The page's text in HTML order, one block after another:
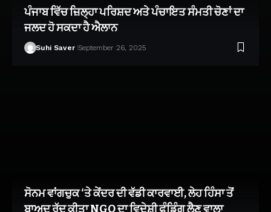
ਪੰਜਾਬ ਵਿੱਚ ਜ਼ਿਲ੍ਹਾ ਪਰਿਸ਼ਦ ਅਤੇ ਪੰਚਾਇਤ ਸੰਮਤੀ ਚੋਣਾਂ ਦਾ
ਜਲਦ ਹੋ ਸਕਦਾ ਹੈ ਐਲਾਨ
Suhi Saver September 26, 2025
ਸੋਨਮ ਵਾਂਗਚੁਕ ‘ਤੇ ਕੇਂਦਰ ਦੀ ਵੱਡੀ ਕਾਰਵਾਈ, ਲੇਹ ਹਿੰਸਾ ਤੋਂ
ਬਾਅਦ ਰੱਦ ਕੀਤਾ NGO ਦਾ ਵਿਦੇਸ਼ੀ ਫੰਡਿੰਗ ਲੈਣ ਵਾਲਾ